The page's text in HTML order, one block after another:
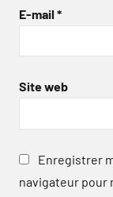
E-mail *
Site web
Enregistrer
navigateur pour